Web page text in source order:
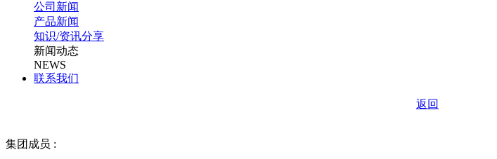
公司新闻
产品新闻
知识/资讯分享
新闻动态
NEWS
联系我们
返回
集团成员 :